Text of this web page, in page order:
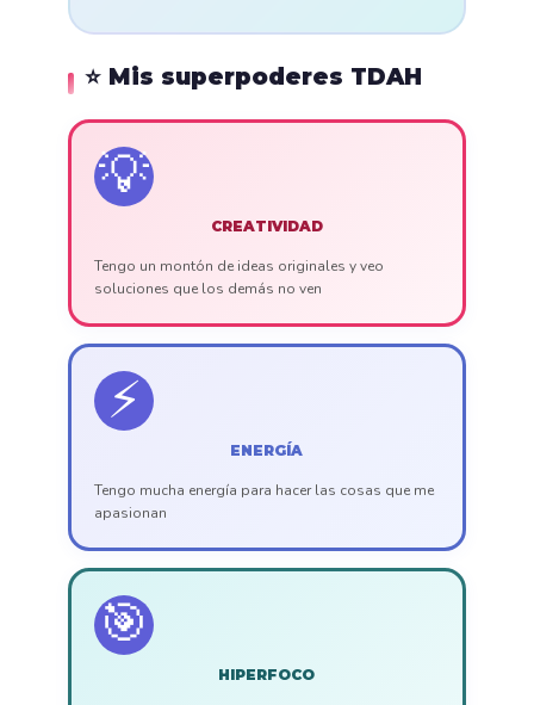
⭐ Mis superpoderes TDAH
💡
CREATIVIDAD
Tengo un montón de ideas originales y veo
soluciones que los demás no ven
⚡
ENERGÍA
Tengo mucha energía para hacer las cosas que me
apasionan
🎯
HIPERFOCO